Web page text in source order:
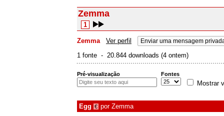
Zemma
1
Zemma Ver perfil Enviar uma mensagem
1 fonte - 20.844 downloads (4 ontem)
Pré-visualização Fontes
Mostrar
Egg € por Zemma